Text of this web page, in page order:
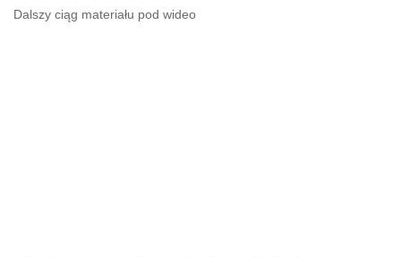
Dalszy ciąg materiału pod wideo